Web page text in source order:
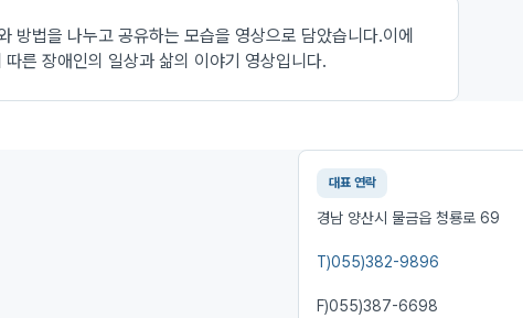
방법을 나누고 공유하는 모습을 영상으로 담았습니다.이에
른 장애인의 일상과 삶의 이야기 영상입니다.
대표 연락
경남 양산시 물금읍 청룡로 69
T)055)382-9896
F)055)387-6698